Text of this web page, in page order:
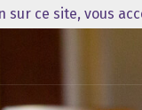
sur ce site, vous